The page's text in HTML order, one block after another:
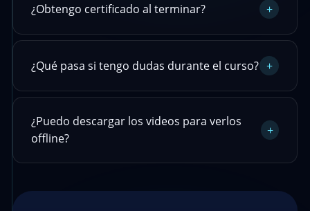
¿Obtengo certificado al terminar? +
¿Qué pasa si tengo dudas durante el curso? +
¿Puedo descargar los videos para verlos
offline?
+